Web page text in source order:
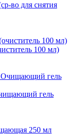
во для снятия
100 мл)
гель